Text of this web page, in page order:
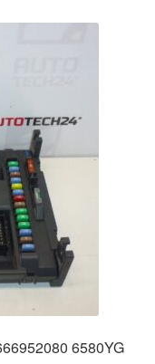
6580YG